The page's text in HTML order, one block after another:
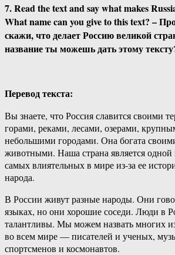
7. Read the text and say what makes
What name can you give to this text? –
скажи, что делает Россию великой
название ты можешь дать этому
Перевод текста:
Вы знаете, что Россия славится своими
горами, реками, лесами, озерами,
небольшими городами. Она богата
животными. Наша страна является
самых влиятельных в мире из-за ее
народа.
В России живут разные народы. Они
языках, но они хорошие соседи. Люди в
талантливы. Мы можем назвать многих из
во всем мире — писателей и ученых,
спортсменов и космонавтов.